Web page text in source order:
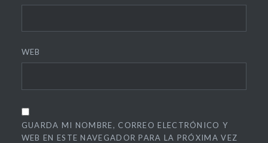
WEB
GUARDA MI NOMBRE, CORREO ELECTRÓNICO Y
WEB EN ESTE NAVEGADOR PARA LA PRÓXIMA VEZ